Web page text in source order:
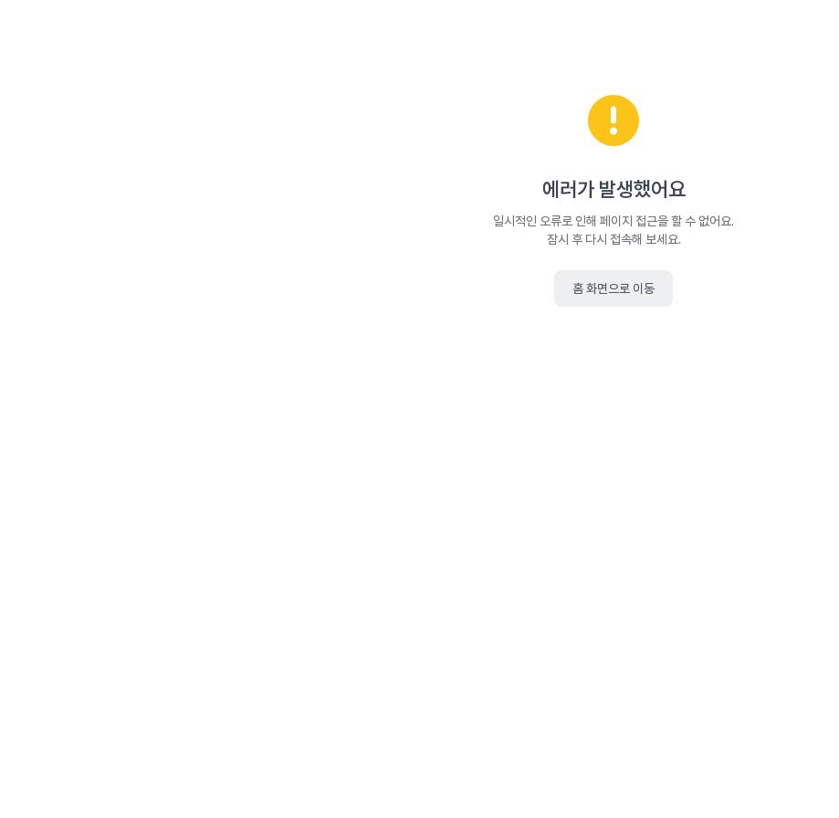
에러가 발생했어요
일시적인 오류로 인해 페이지 접근을 할 수 없어요.
잠시 후 다시 접속해 보세요.
홈 화면으로 이동